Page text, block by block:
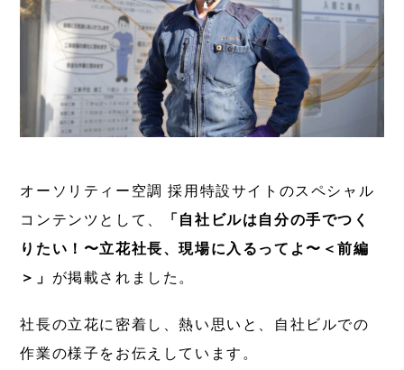
オーソリティー空調 採用特設サイトのスペシャル
コンテンツとして、
「自社ビルは自分の手でつく
りたい！〜立花社長、現場に入るってよ〜＜前編
＞」 が掲載されました。
社長の立花に密着し、熱い思いと、自社ビルでの
作業の様子をお伝えしています。